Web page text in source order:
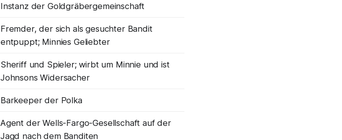
Instanz der Goldgräbergemeinschaft
Fremder, der sich als gesuchter Bandit
entpuppt; Minnies Geliebter
Sheriff und Spieler; wirbt um Minnie und ist
Johnsons Widersacher
Barkeeper der Polka
Agent der Wells-Fargo-Gesellschaft auf der
Jagd nach dem Banditen